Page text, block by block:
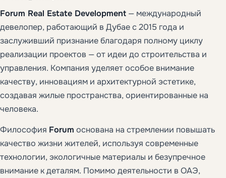
Forum Real Estate Development — международный
девелопер, работающий в Дубае с 2015 года и
заслуживший признание благодаря полному циклу
реализации проектов — от идеи до строительства и
управления. Компания уделяет особое внимание
качеству, инновациям и архитектурной эстетике,
создавая жилые пространства, ориентированные на
человека.
Философия Forum основана на стремлении повышать
качество жизни жителей, используя современные
технологии, экологичные материалы и безупречное
внимание к деталям. Помимо деятельности в ОАЭ,